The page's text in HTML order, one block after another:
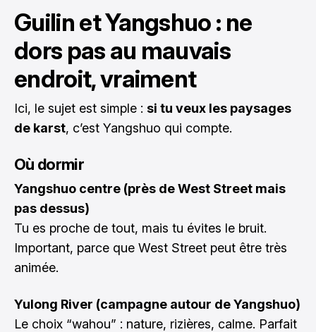
Guilin et Yangshuo : ne
dors pas au mauvais
endroit, vraiment
Ici, le sujet est simple : si tu veux les paysages
de karst, c’est Yangshuo qui compte.
Où dormir
Yangshuo centre (près de West Street mais
pas dessus)
Tu es proche de tout, mais tu évites le bruit.
Important, parce que West Street peut être très
animée.
Yulong River (campagne autour de Yangshuo)
Le choix “wahou” : nature, rizières, calme. Parfait